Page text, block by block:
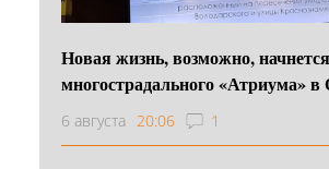
Новая жизнь, возможно,
многострадального «Атриума» в
6 августа 20:06 1